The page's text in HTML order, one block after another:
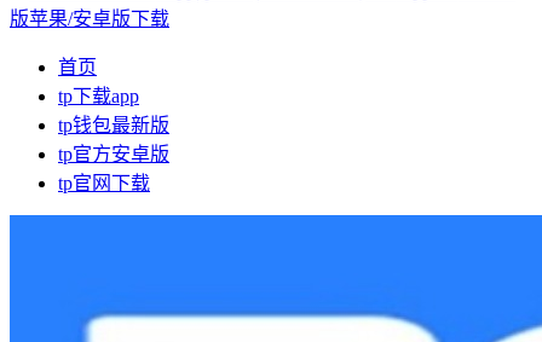
首页
tp下载app
tp钱包最新版
tp官方安卓版
tp官网下载